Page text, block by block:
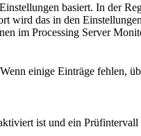
basiert. In der
wird das in den
im Processing Server
einige Einträge fehlen,
ist und ein